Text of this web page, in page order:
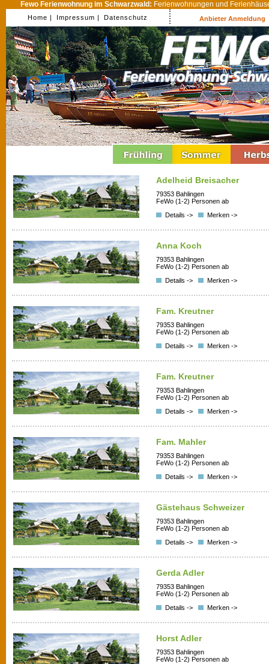
Fewo Ferienwohnung im Schwarzwald: Ferienwohnungen und
Home | Impressum | Datenschutz Anbieter Anmeldung
Adelheid Breisacher
79353 Bahlingen
FeWo (1-2) Personen ab
Details ->
Merken ->
Anna Koch
79353 Bahlingen
FeWo (1-2) Personen ab
Details ->
Merken ->
Fam. Kreutner
79353 Bahlingen
FeWo (1-2) Personen ab
Details ->
Merken ->
Fam. Kreutner
79353 Bahlingen
FeWo (1-2) Personen ab
Details ->
Merken ->
Fam. Mahler
79353 Bahlingen
FeWo (1-2) Personen ab
Details ->
Merken ->
Gästehaus Schweizer
79353 Bahlingen
FeWo (1-2) Personen ab
Details ->
Merken ->
Gerda Adler
79353 Bahlingen
FeWo (1-2) Personen ab
Details ->
Merken ->
Horst Adler
79353 Bahlingen
FeWo (1-2) Personen ab